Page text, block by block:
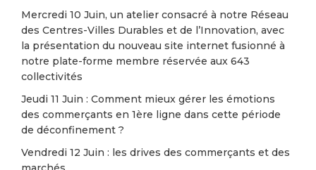
Mercredi 10 Juin, un atelier consacré à notre Réseau
des Centres-Villes Durables et de l’Innovation, avec
la présentation du nouveau site internet fusionné à
notre plate-forme membre réservée aux 643
collectivités
Jeudi 11 Juin : Comment mieux gérer les émotions
des commerçants en 1ère ligne dans cette période
de déconfinement ?
Vendredi 12 Juin : les drives des commerçants et des